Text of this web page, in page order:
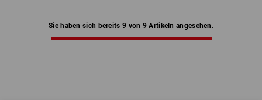
Sie haben sich bereits 9 von 9 Artikeln angesehen.